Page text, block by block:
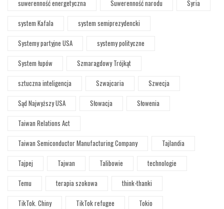
suwerenność energetyczna
Suwerenność narodu
Syria
system Kafala
system semiprezydencki
Systemy partyjne USA
systemy polityczne
System łupów
Szmaragdowy Trójkąt
sztuczna inteligencja
Szwajcaria
Szwecja
Sąd Najwyższy USA
Słowacja
Słowenia
Taiwan Relations Act
Taiwan Semiconductor Manufacturing Company
Tajlandia
Tajpej
Tajwan Talibowie
technologie
Temu
terapia szokowa
think-thanki
TikTok. Chiny
TikTok refugee
Tokio